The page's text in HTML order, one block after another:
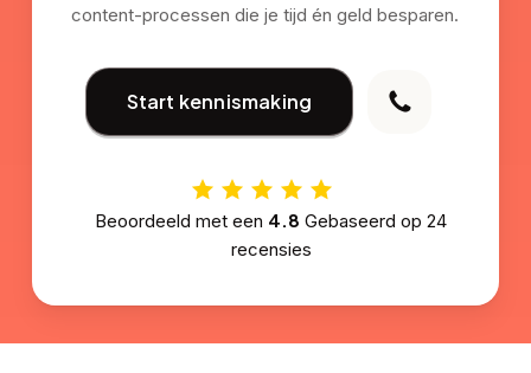
content-processen die je tijd én geld besparen.
Start kennismaking
Beoordeeld met een 4.8 Gebaseerd op24
recensies